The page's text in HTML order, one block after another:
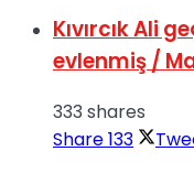
Kıvırcık Ali
evlenmiş /
333 shares
Share133